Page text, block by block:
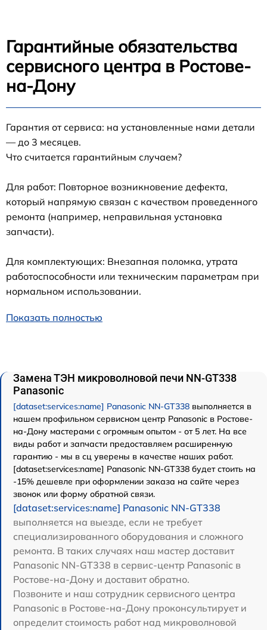
Гарантийные обязательства
сервисного центра в Ростове-
на-Дону
Гарантия от сервиса: на установленные нами детали
— до 3 месяцев.
Что считается гарантийным случаем?
Для работ: Повторное возникновение дефекта,
который напрямую связан с качеством проведенного
ремонта (например, неправильная установка
запчасти).
Для комплектующих: Внезапная поломка, утрата
работоспособности или техническим параметрам при
нормальном использовании.
Показать полностью
Замена ТЭН микроволновой печи NN-GT338
Panasonic
[dataset:services:name] Panasonic NN-GT338 выполняется в
нашем профильном сервисном центр Panasonic в Ростове-
на-Дону мастерами с огромным опытом - от 5 лет. На все
виды работ и запчасти предоставляем расширенную
гарантию - мы в сц уверены в качестве наших работ.
[dataset:services:name] Panasonic NN-GT338 будет стоить на
-15% дешевле при оформлении заказа на сайте через
звонок или форму обратной связи.
[dataset:services:name] Panasonic NN-GT338
выполняется на выезде, если не требует
специализированного оборудования и сложного
ремонта. В таких случаях наш мастер доставит
Panasonic NN-GT338 в сервис-центр Panasonic в
Ростове-на-Дону и доставит обратно.
Позвоните и наш сотрудник сервисного центра
Panasonic в Ростове-на-Дону проконсультирует и
определит стоимость работ над микроволновой